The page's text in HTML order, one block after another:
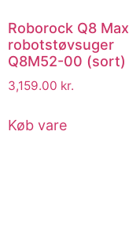
Roborock Q8 Max
robotstøvsuger
Q8M52-00 (sort)
3,159.00 kr.
Køb vare